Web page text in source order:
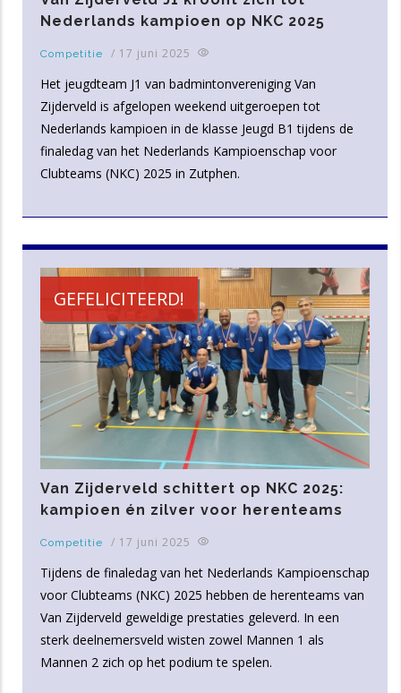
Nederlands kampioen op NKC 2025
Competitie / 17 juni 2025
Het jeugdteam J1 van badmintonvereniging Van
Zijderveld is afgelopen weekend uitgeroepen tot
Nederlands kampioen in de klasse Jeugd B1 tijdens de
finaledag van het Nederlands Kampioenschap voor
Clubteams (NKC) 2025 in Zutphen.
GEFELICITEERD!
Van Zijderveld schittert op NKC 2025:
kampioen én zilver voor herenteams
Competitie / 17 juni 2025
Tijdens de finaledag van het Nederlands Kampioenschap
voor Clubteams (NKC) 2025 hebben de herenteams van
Van Zijderveld geweldige prestaties geleverd. In een
sterk deelnemersveld wisten zowel Mannen 1 als
Mannen 2 zich op het podium te spelen.